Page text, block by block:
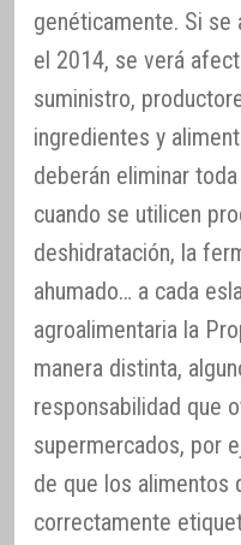
genéticamente. Si se
el 2014, se verá
suministro,
ingredientes y
deberán eliminar
cuando se utilicen
deshidratación, la
ahumado… a cada
agroalimentaria la
manera distinta,
responsabilidad que
supermercados, por
de que los alimentos
correctamente